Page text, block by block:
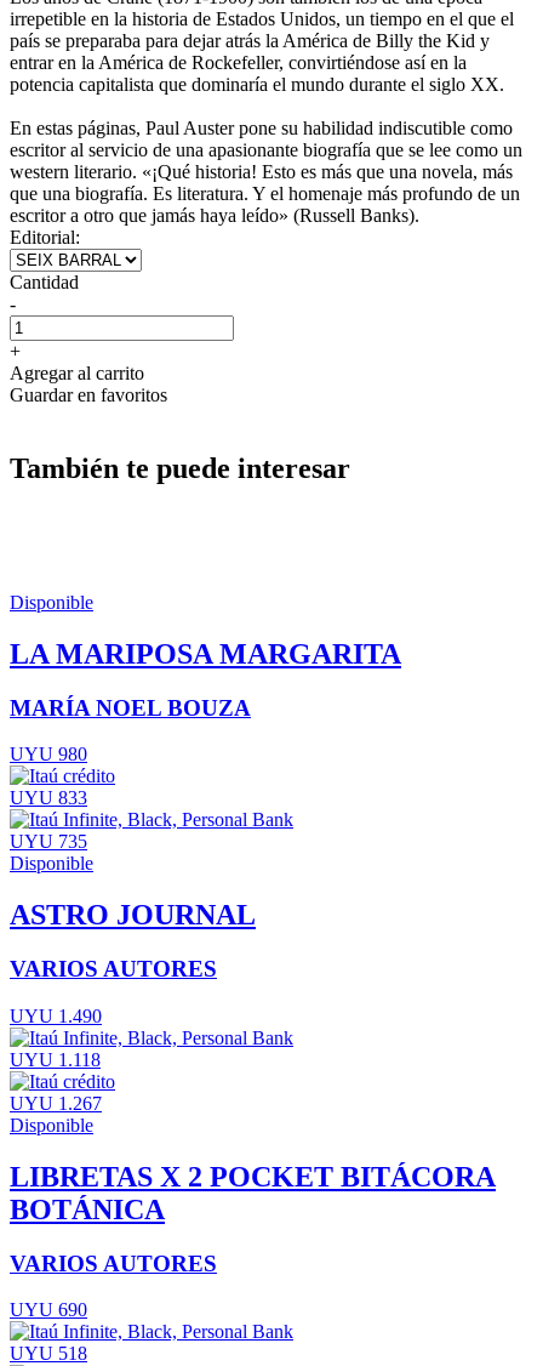
irrepetible en la historia de Estados Unidos, un tiempo en el que el
país se preparaba para dejar atrás la América de Billy the Kid y
entrar en la América de Rockefeller, convirtiéndose así en la
potencia capitalista que dominaría el mundo durante el siglo XX.
En estas páginas, Paul Auster pone su habilidad indiscutible como
escritor al servicio de una apasionante biografía que se lee como un
western literario. «¡Qué historia! Esto es más que una novela, más
que una biografía. Es literatura. Y el homenaje más profundo de un
escritor a otro que jamás haya leído» (Russell Banks).
Editorial:
Cantidad
-
+
Agregar al carrito
Guardar en favoritos
También te puede interesar
Disponible
LA MARIPOSA MARGARITA
MARÍA NOEL BOUZA
UYU 980
UYU 833
UYU 735
Disponible
ASTRO JOURNAL
VARIOS AUTORES
UYU 1.490
UYU 1.118
UYU 1.267
Disponible
LIBRETAS X 2 POCKET BITÁCORA
BOTÁNICA
VARIOS AUTORES
UYU 690
UYU 518